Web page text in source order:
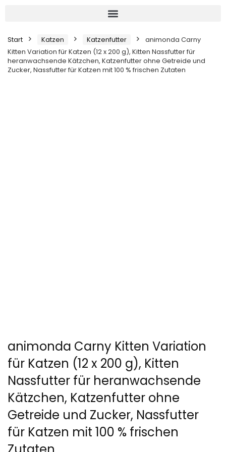
Start Katzen Katzenfutter
animonda Carny
Kitten Variation für Katzen (12 x 200 g), Kitten Nassfutter für
heranwachsende Kätzchen, Katzenfutter ohne Getreide und
Zucker, Nassfutter für Katzen mit 100 % frischen Zutaten
animonda Carny Kitten Variation
für Katzen (12 x 200 g), Kitten
Nassfutter für heranwachsende
Kätzchen, Katzenfutter ohne
Getreide und Zucker, Nassfutter
für Katzen mit 100 % frischen